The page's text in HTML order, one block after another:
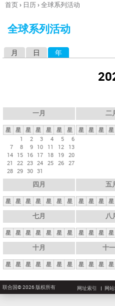
你
这
首页› 日历›全球系列活动
全球系列活动
月 日 年
一月
星 星 星 星 星 星
星
1
2 3 4 5
6
7
8 9 10 11 12
13
14 15 16 17 18 19 20
21
22 23 24 25 26 27
28 29 30 31
二
星 星 星 星
四月
星 星 星 星 星 星 星
五
星 星 星 星
七月
星 星 星 星 星 星 星
八
星 星 星 星
十月
星 星 星 星 星 星 星
十
星 星 星 星
联合国© 2026 版权所有 网址索引 网